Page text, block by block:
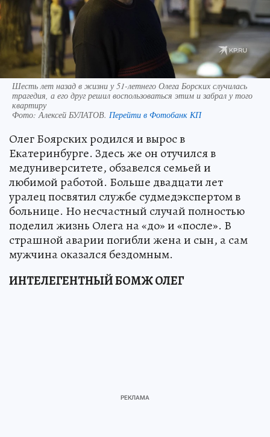
Шесть лет назад в жизни у 51-летнего Олега Борских случилась
трагедия, а его друг решил воспользоваться этим и забрал у того
квартиру
Фото:Алексей БУЛАТОВ. Перейти в Фотобанк КП
Олег Боярских родился и вырос в
Екатеринбурге. Здесь же он отучился в
медуниверситете, обзавелся семьей и
любимой работой. Больше двадцати лет
уралец посвятил службе судмедэкспертом в
больнице. Но несчастный случай полностью
поделил жизнь Олега на «до» и «после». В
страшной аварии погибли жена и сын, а сам
мужчина оказался бездомным.
ИНТЕЛЕГЕНТНЫЙ БОМЖ ОЛЕГ